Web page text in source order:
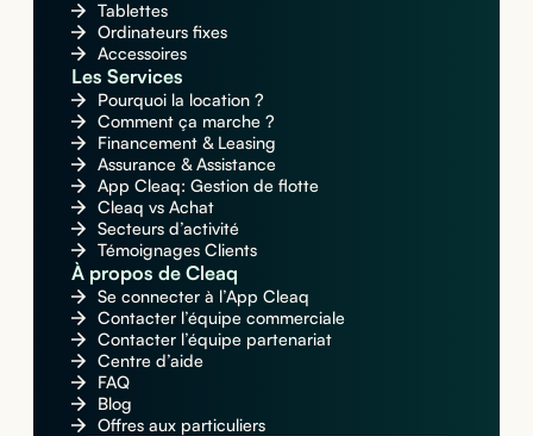
Tablettes
Ordinateurs fixes
Accessoires
Les Services
Pourquoi la location ?
Comment ça marche ?
Financement & Leasing
Assurance & Assistance
App Cleaq: Gestion de flotte
Cleaq vs Achat
Secteurs d’activité
Témoignages Clients
À propos de Cleaq
Se connecter à l’App Cleaq
Contacter l’équipe commerciale
Contacter l’équipe partenariat
Centre d’aide
FAQ
Blog
Offres aux particuliers